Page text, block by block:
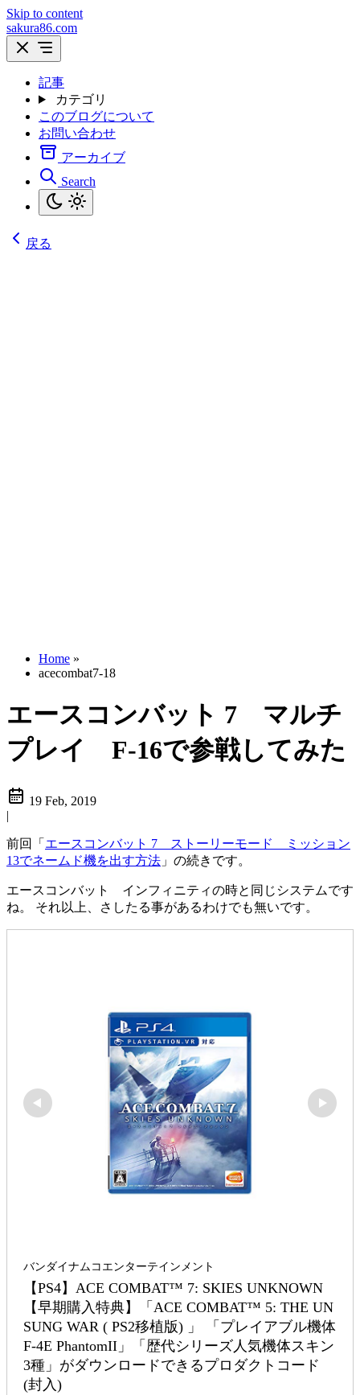
Skip to content
sakura86.com
記事
カテゴリ
このブログについて
お問い合わせ
アーカイブ
Search
戻る
Home »
acecombat7-18
エースコンバット 7 マルチ
プレイ F-16で参戦してみた
19 Feb, 2019
|
前回「 エースコンバット 7 ストーリーモード ミッション
13でネームド機を出す方法 」の続きです。
エースコンバット インフィニティの時と同じシステムです
ね。 それ以上、さしたる事があるわけでも無いです。
バンダイナムコエンターテインメント
【PS4】ACE COMBAT™ 7: SKIES UNKNOWN
【早期購入特典】「ACE COMBAT™ 5: THE UN
SUNG WAR ( PS2移植版) 」 「プレイアブル機体
F-4E PhantomII」「歴代シリーズ人気機体スキン
3種」がダウンロードできるプロダクトコード
(封入)